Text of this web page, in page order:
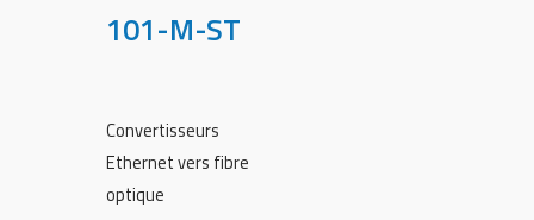
101-M-ST
Convertisseurs
Ethernet vers fibre
optique